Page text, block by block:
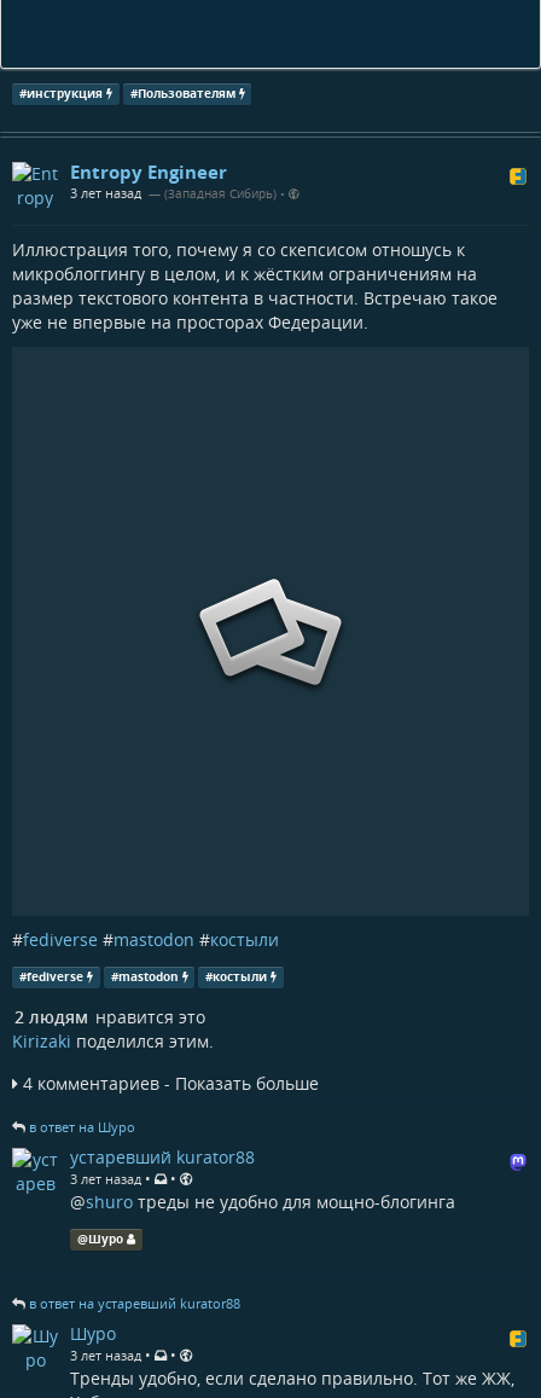
#инструкция #Пользователям
Entropy Engineer
3 лет назад — (Западная Сибирь) •
Иллюстрация того, почему я со скепсисом отношусь к
микроблоггингу в целом, и к жёстким ограничениям на
размер текстового контента в частности. Встречаю такое
уже не впервые на просторах Федерации.
#fediverse #mastodon #костыли
#fediverse #mastodon #костыли
2 людям нравится это
Kirizaki поделился этим.
4 комментариев - Показать больше
в ответ на Шуро
устаревший kurator88
3 лет назад • •
@shuro треды не удобно для мощно-блогинга
@Шуро
в ответ на устаревший kurator88
Шуро
3 лет назад • •
Тренды удобно, если сделано правильно. Тот же ЖЖ,